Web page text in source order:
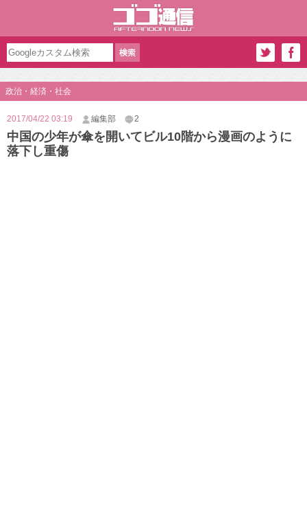
政治・経済・社会
2017/04/22 03:19 編集部 2
中国の少年が傘を開いてビル10階から漫画のように
落下し重傷